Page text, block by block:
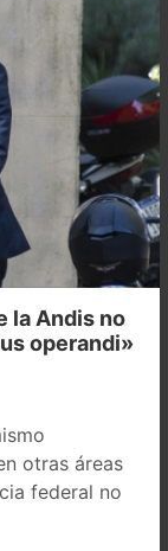
la Andis no
operandi»
otras áreas
federal no